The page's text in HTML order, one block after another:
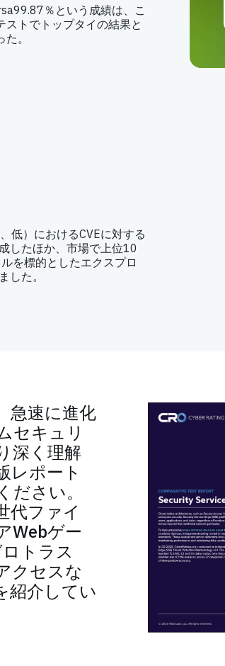
％という成績は、こ
ストでトップタイの結果と
た。
低）におけるCVEに対する
したほか、市場で上位10
を標的としたエクスプロ
した。
急速に進化
セキュリ
深く理解
レポート
さい。
代ファイ
Webゲー
トラス
クセスな
紹介してい